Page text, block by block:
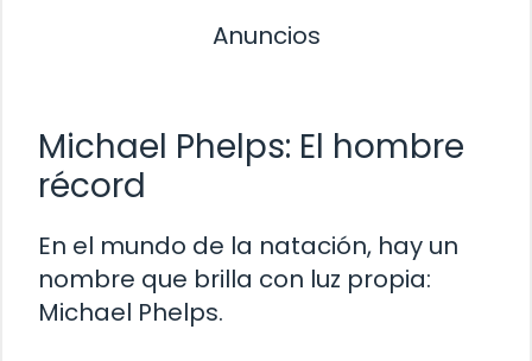
Anuncios
Michael Phelps: El hombre
récord
En el mundo de la natación, hay un
nombre que brilla con luz propia:
Michael Phelps.